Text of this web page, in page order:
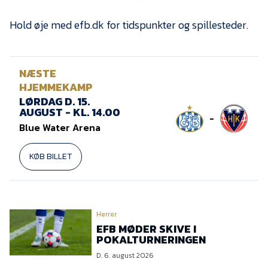
Hold øje med efb.dk for tidspunkter og spillesteder.
NÆSTE
HJEMMEKAMP
LØRDAG D. 15.
AUGUST - KL. 14.00
Blue Water Arena
KØB BILLET
-
Herrer
EFB MØDER SKIVE I
POKALTURNERINGEN
D. 6. august 2026